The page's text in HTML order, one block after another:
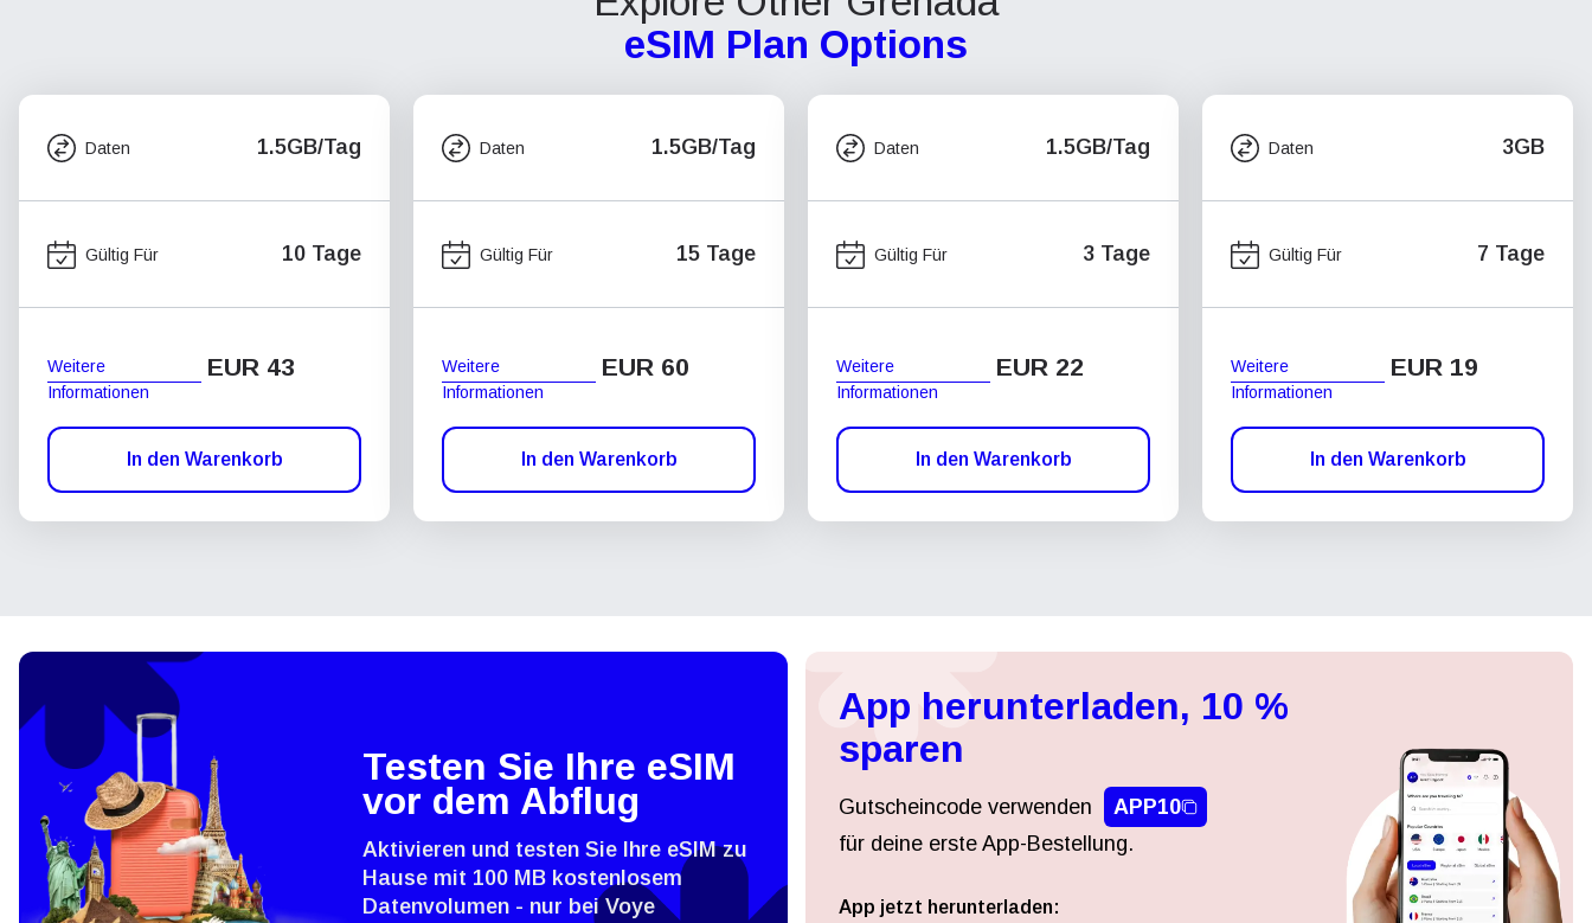
eSIM Plan Options
Daten 1.5GB/Tag
Gültig Für 10 Tage
Weitere
Informationen
EUR 43
In den Warenkorb
Daten 1.5GB/Tag
Gültig Für 15 Tage
Weitere
Informationen
EUR 60
In den Warenkorb
Daten 1.5GB/Tag
Gültig Für 3 Tage
Weitere
Informationen
EUR 22
In den Warenkorb
Daten 3GB
Gültig Für 7 Tage
Weitere
Informationen
EUR 19
In den Warenkorb
Testen Sie Ihre eSIM
vor dem Abflug
Aktivieren und testen Sie Ihre eSIM zu
Hause mit 100 MB kostenlosem
Datenvolumen - nur bei Voye
App herunterladen, 10 %
sparen
Gutscheincode verwenden
APP10
für deine erste App-Bestellung.
App jetzt herunterladen: